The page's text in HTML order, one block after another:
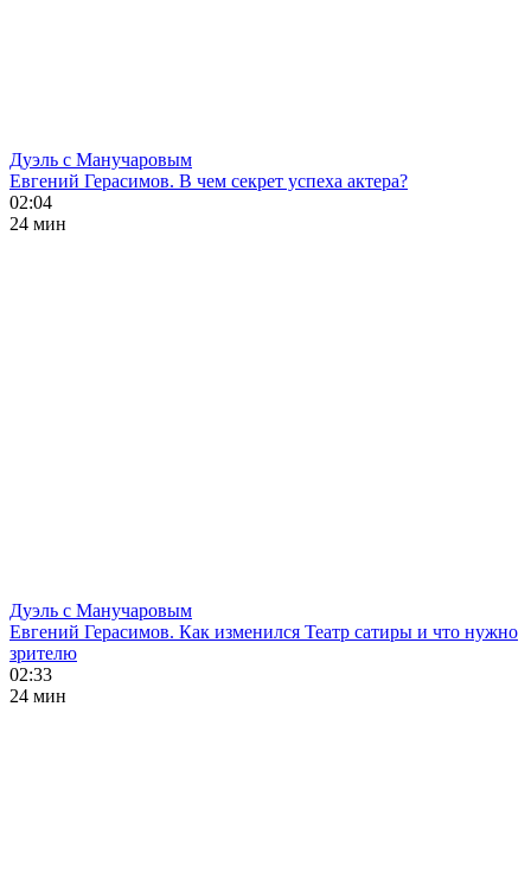
Дуэль с Манучаровым
Евгений Герасимов. В чем секрет успеха актера?
02:04
24 мин
Дуэль с Манучаровым
Евгений Герасимов. Как изменился Театр сатиры и что нужно
зрителю
02:33
24 мин